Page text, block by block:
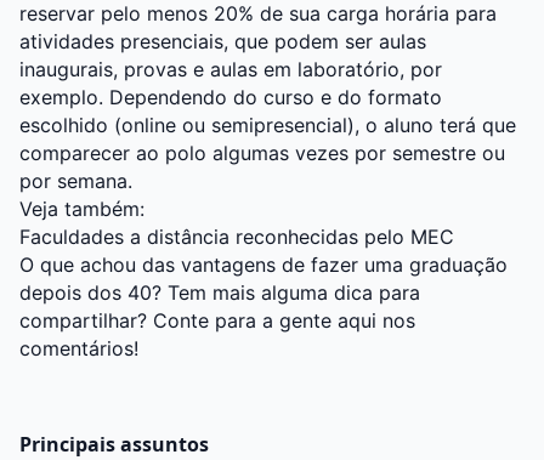
reservar pelo menos 20% de sua carga horária para
atividades presenciais, que podem ser aulas
inaugurais, provas e aulas em laboratório, por
exemplo. Dependendo do curso e do formato
escolhido (online ou semipresencial), o aluno terá que
comparecer ao polo algumas vezes por semestre ou
por semana.
Veja também:
Faculdades a distância reconhecidas pelo MEC
O que achou das vantagens de fazer uma graduação
depois dos 40? Tem mais alguma dica para
compartilhar? Conte para a gente aqui nos
comentários!
Principais assuntos